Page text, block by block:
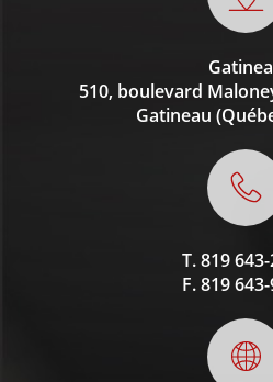
510, boulevard
Gatineau
T.819 643-
F.819 643-